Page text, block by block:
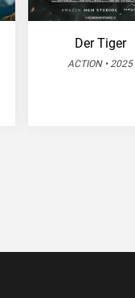
Der Tiger
ACTION • 2025